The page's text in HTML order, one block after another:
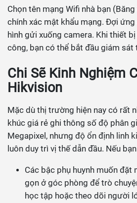
Chọn tên mạng Wifi nhà bạn
chính xác mật khẩu mạng. Đợi
hình gửi xuống camera. Khi thiết
công, bạn có thể bắt đầu giám sát
Chi Sẽ Kinh Nghiệm
Hikvision
Mặc dù thị trường hiện nay có rất
khúc giá rẻ ghi thông số độ phân
Megapixel, nhưng độ ổn định linh
luôn duy trì vị thế dẫn đầu. Nếu
Các bậc phụ huynh muốn đặt
gọn ở góc phòng để trò
học tập hoặc theo dõi người